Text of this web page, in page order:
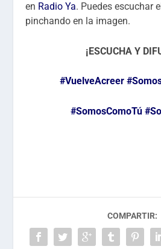
en Radio Ya. Puedes escuchar
pinchando en la imagen.
¡ESCUCHA Y
#VuelveAcreer
#SomosComoTú
COMPARTIR: